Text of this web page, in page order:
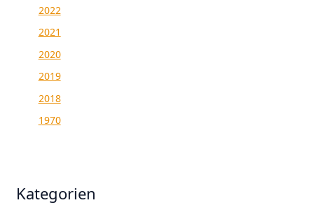
2022
2021
2020
2019
2018
1970
Kategorien